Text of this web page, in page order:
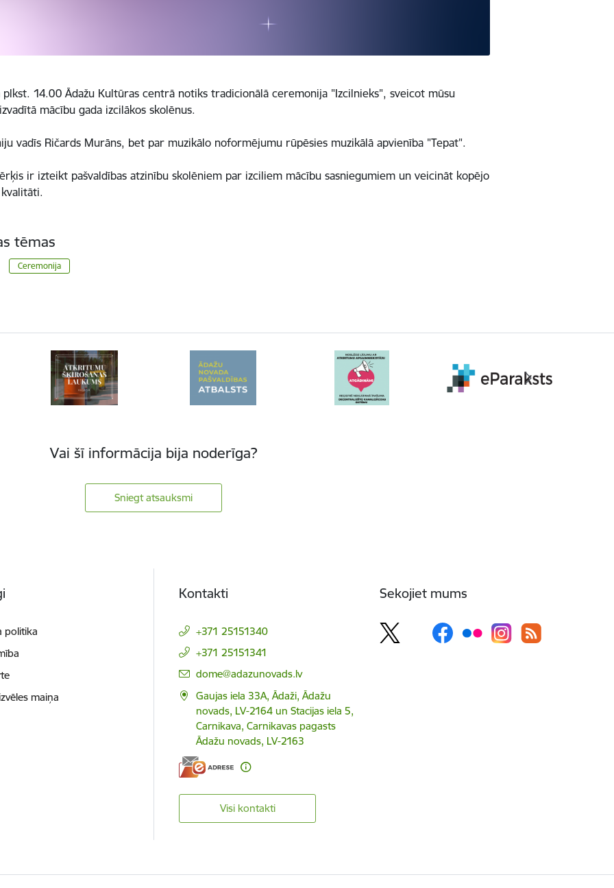
plkst. 14.00 Ādažu Kultūras centrā notiks tradicionālā ceremonija "Izcilnieks", sveicot mūsu
mācību gada izcilākos skolēnus.
vadīs Ričards Murāns, bet par muzikālo noformējumu rūpēsies muzikālā apvienība "Tepat".
ir izteikt pašvaldības atzinību skolēniem par izciliem mācību sasniegumiem un veicināt kopējo
tēmas
Ceremonija
Vai šī informācija bija noderīga?
Sniegt atsauksmi
politika
maiņa
Kontakti
+371 25151340
+371 25151341
E-pasts:
dome@adazunovads.lv
Gaujas iela 33A, Ādaži, Ādažu
novads, LV-2164 un Stacijas iela 5,
Carnikava, Carnikavas pagasts
Ādažu novads, LV-2163
Visi kontakti
Sekojiet mums